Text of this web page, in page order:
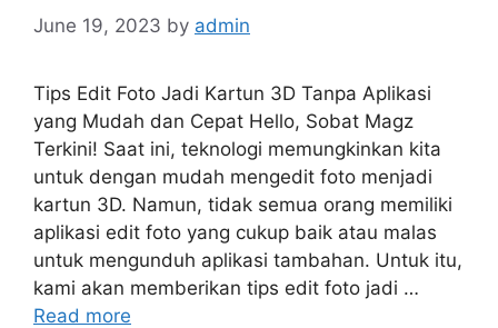
June 19, 2023 by admin
Tips Edit Foto Jadi Kartun 3D Tanpa Aplikasi
yang Mudah dan Cepat Hello, Sobat Magz
Terkini! Saat ini, teknologi memungkinkan kita
untuk dengan mudah mengedit foto menjadi
kartun 3D. Namun, tidak semua orang memiliki
aplikasi edit foto yang cukup baik atau malas
untuk mengunduh aplikasi tambahan. Untuk itu,
kami akan memberikan tips edit foto jadi …
Read more